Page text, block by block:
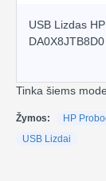
USB Lizdas
Tinka šiems
Žymos: HP
USB Lizdai